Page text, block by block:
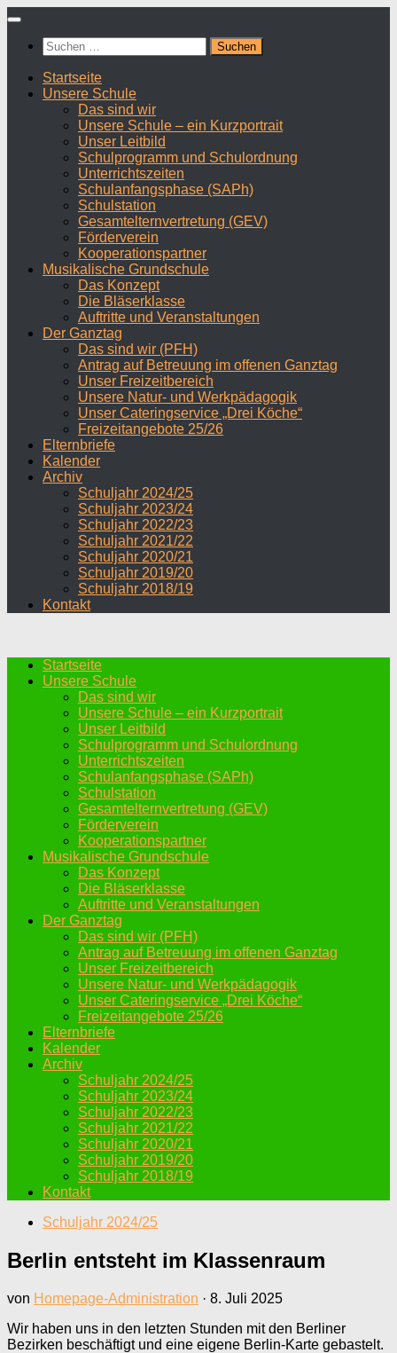
Zum
springenSuchen
nach:
Startseite
Unsere Schule
Das sind wir
Unsere Schule – ein Kurzportrait
Unser Leitbild
Schulprogramm und Schulordnung
Unterrichtszeiten
Schulanfangsphase (SAPh)
Schulstation
Gesamtelternvertretung (GEV)
Förderverein
Kooperationspartner
Musikalische Grundschule
Das Konzept
Die Bläserklasse
Auftritte und Veranstaltungen
Der Ganztag
Das sind wir (PFH)
Antrag auf Betreuung im offenen Ganztag
Unser Freizeitbereich
Unsere Natur- und Werkpädagogik
Unser Cateringservice „Drei Köche“
Freizeitangebote 25/26
Elternbriefe
Kalender
Archiv
Schuljahr 2024/25
Schuljahr 2023/24
Schuljahr 2022/23
Schuljahr 2021/22
Schuljahr 2020/21
Schuljahr 2019/20
Schuljahr 2018/19
Kontakt
Startseite
Unsere Schule
Das sind wir
Unsere Schule – ein Kurzportrait
Unser Leitbild
Schulprogramm und Schulordnung
Unterrichtszeiten
Schulanfangsphase (SAPh)
Schulstation
Gesamtelternvertretung (GEV)
Förderverein
Kooperationspartner
Musikalische Grundschule
Das Konzept
Die Bläserklasse
Auftritte und Veranstaltungen
Der Ganztag
Das sind wir (PFH)
Antrag auf Betreuung im offenen Ganztag
Unser Freizeitbereich
Unsere Natur- und Werkpädagogik
Unser Cateringservice „Drei Köche“
Freizeitangebote 25/26
Elternbriefe
Kalender
Archiv
Schuljahr 2024/25
Schuljahr 2023/24
Schuljahr 2022/23
Schuljahr 2021/22
Schuljahr 2020/21
Schuljahr 2019/20
Schuljahr 2018/19
Kontakt
Schuljahr 2024/25
Berlin entsteht im Klassenraum
von Homepage-Administration · 8. Juli 2025
Wir haben uns in den letzten Stunden mit den Berliner
Bezirken beschäftigt und eine eigene Berlin-Karte gebastelt.